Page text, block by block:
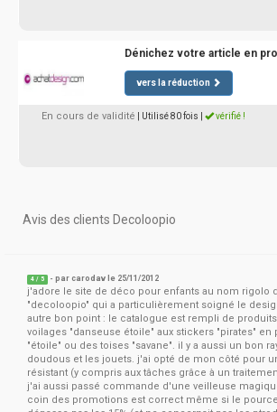
Dénichez votre article en
vers la réduction
En cours de validité | Utilisé 80 fois vérifié !
Avis des clients Decoloopio
4 / 5 - parcarodav le 25/11/2012
j'adore le site de déco pour enfants au nom rigolo
"decoloopio" qui a particulièrement soigné le
autre bon point : le catalogue est rempli de
voilages "danseuse étoile" aux stickers "pirates" en
"étoile" ou des toises "savane". il y a aussi un bon
doudous et les jouets. j'ai opté de mon côté pour
résistant (y compris aux tâches grâce à un
j'ai aussi passé commande d'une veilleuse
coin des promotions est correct même si le